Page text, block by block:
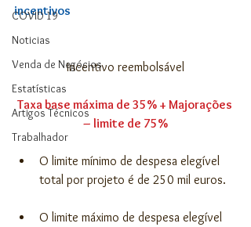
COVID 19
Noticias
Venda de Negócios
Estatísticas
Artigos Técnicos
Trabalhador
incentivos
Incentivo reembolsável
Taxa base máxima de 35% + Majorações
– limite de 75%
O limite mínimo de despesa elegível
total por projeto é de 250 mil euros.
O limite máximo de despesa elegível